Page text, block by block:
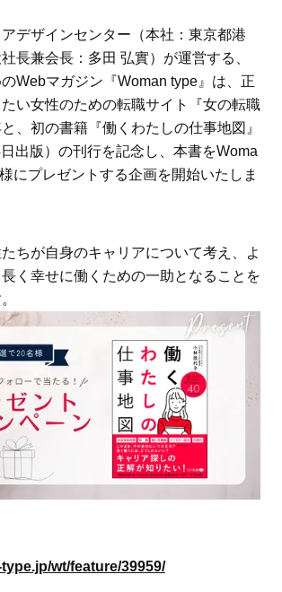
タログ
デザインセンター（本社：東京都港
長兼会長：多田 弘實）が運営する、
Webマガジン『Woman type』は、正
い女性のための転職サイト『女の転職
、初の書籍『働くわたしの仕事地図』
日出版）の刊行を記念し、本書をWoma
にプレゼントする企画を開始いたしま
ちが自身のキャリアについて考え、よ
く幸せに働くための一助となることを
wt/feature/39959/